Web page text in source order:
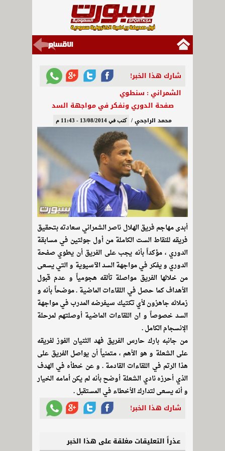
شارك هذا الخبر!
الشمراني : سنطوي
صفحة الدوري ونفكر في مواجهة السد
محمد الراجحي / كتب في 13/08/2014 - 11:43 م
أبدى مهاجم فريق الهلال ناصر الشمراني سعادته بتحقيق
فريقه للنقاط الست الكاملة من أول جولتين في مسابقة
الدوري ، مؤكداً بأنه يجب على الفريق أن يطوي صفحة
الدوري و يفكر في مواجهة السد الآسيوية و التي يسعى
من خلالها الفريق مواصلة تألقه هجومياً و عدم قبول
الأهداف كما حصل في اللقاءات الماضية . موضحاً بأنه و
زملائه جاهزون لأي تكتيك سيفرضه المدرب في مواجهة
السد خصوصاً و ان اللقاءات الماضية أوصلتهم لمرحلة
الإنسجام الكامل .
من جانبه بارك حارس الفريق فهد الثنيان الفوز لفريقه
على الشعلة و هو الأهم ، متمنياً أن يواصل الفريق على
هذا الرتم في اللقاءات القادمة . و عن خطأه في الهدف
الذي أحرزه نادي الشعلة أوضح بأنه لم يكن أمامه الخيار
و أنه يسعى لتدارك الأخطاء في المستقبل .
شارك هذا الخبر!
عذراً التعليقات مغلقة على هذا الخبر